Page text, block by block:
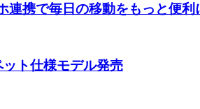
連携で毎日の移動をもっと便利
ト仕様モデル発売